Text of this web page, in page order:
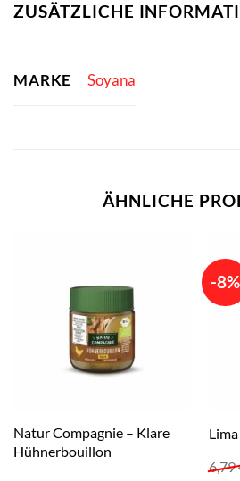
ZUSÄTZLICHE
MARKE Soyana
ÄHNLICHE
Natur Compagnie – Klare
Hühnerbouillon
-8%
6,79